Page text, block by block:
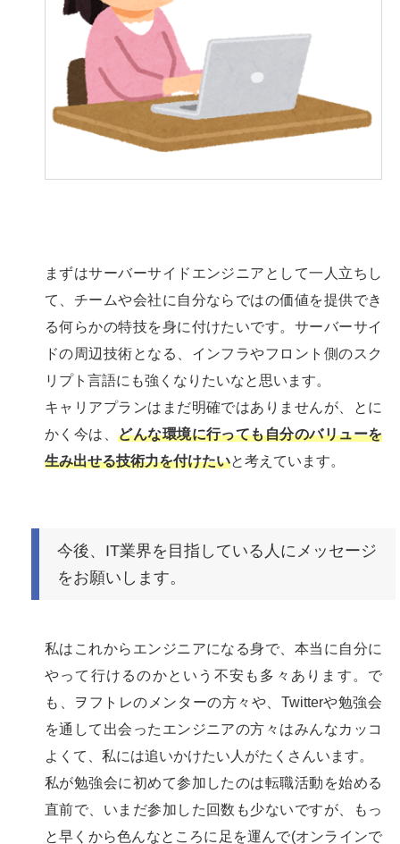
まずはサーバーサイドエンジニアとして一人立ちし
て、チームや会社に自分ならではの価値を提供でき
る何らかの特技を身に付けたいです。サーバーサイ
ドの周辺技術となる、インフラやフロント側のスク
リプト言語にも強くなりたいなと思います。
キャリアプランはまだ明確ではありませんが、とに
かく今は、どんな環境に行っても自分のバリューを
生み出せる技術力を付けたいと考えています。
今後、IT業界を目指している人にメッセージ
をお願いします。
私はこれからエンジニアになる身で、本当に自分に
やって行けるのかという不安も多々あります。で
も、ヲフトレのメンターの方々や、Twitterや勉強会
を通して出会ったエンジニアの方々はみんなカッコ
よくて、私には追いかけたい人がたくさんいます。
私が勉強会に初めて参加したのは転職活動を始める
直前で、いまだ参加した回数も少ないですが、もっ
と早くから色んなところに足を運んで(オンラインで